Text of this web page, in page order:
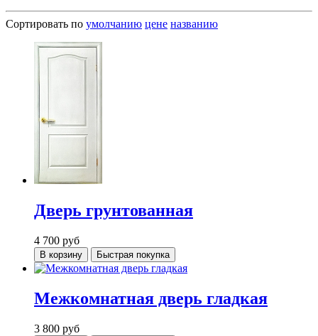
Сортировать по умолчанию цене названию
Дверь грунтованная
4 700 руб
В корзину Быстрая покупка
Межкомнатная дверь гладкая
3 800 руб